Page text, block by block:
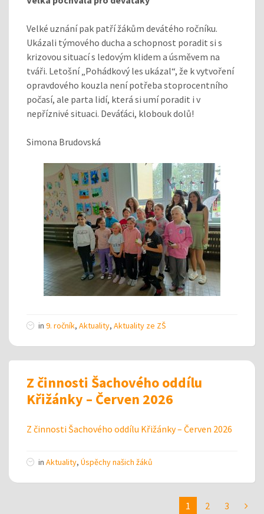
Velké uznání pak patří žákům devátého ročníku.
Ukázali týmového ducha a schopnost poradit si s
krizovou situací s ledovým klidem a úsměvem na
tváři. Letošní „Pohádkový les ukázal“, že k vytvoření
opravdového kouzla není potřeba stoprocentního
počasí, ale parta lidí, která si umí poradit i v
nepříznivé situaci. Deváťáci, klobouk dolů!
Simona Brudovská
in 9. ročník, Aktuality, Aktuality ze ZŠ
Z činnosti Šachového oddílu
Křižánky – Červen 2026
Z činnosti Šachového oddílu Křižánky – Červen 2026
in Aktuality, Úspěchy našich žáků
1 2 3